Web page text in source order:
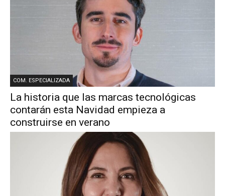
COM. ESPECIALIZADA
La historia que las marcas tecnológicas
contarán esta Navidad empieza a
construirse en verano